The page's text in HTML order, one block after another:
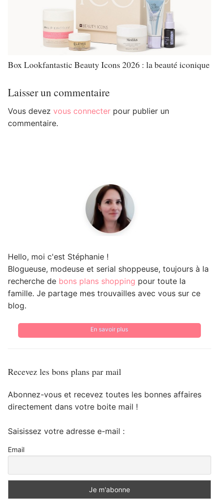
Box Lookfantastic Beauty Icons 2026 : la beauté iconique
Laisser un commentaire
Vous devez vous connecter pour publier un
commentaire.
Hello, moi c'est Stéphanie !
Blogueuse, modeuse et serial shoppeuse, toujours à la
recherche de bons plans shopping pour toute la
famille. Je partage mes trouvailles avec vous sur ce
blog.
En savoir plus
Recevez les bons plans par mail
Abonnez-vous et recevez toutes les bonnes affaires
directement dans votre boite mail !
Saisissez votre adresse e-mail :
Email